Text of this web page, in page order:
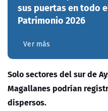
sus puertas en todo
Patrimonio 2026
Ver más
Solo sectores del sur de
Magallanes podrían
dispersos.